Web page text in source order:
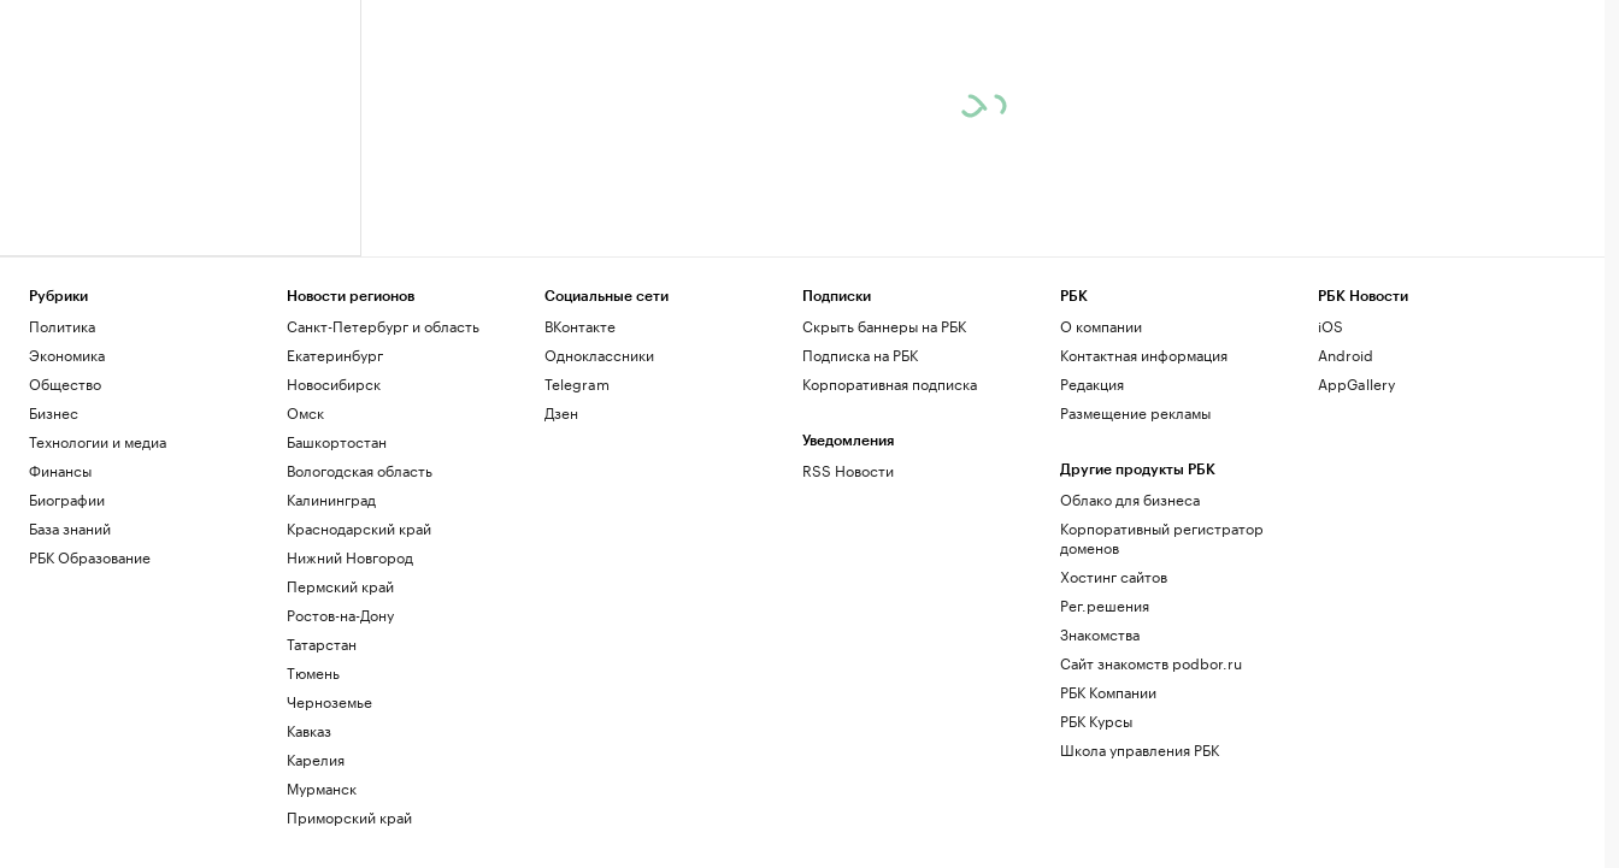
Рубрики
Политика
Экономика
Общество
Бизнес
Технологии и медиа
Финансы
Биографии
База знаний
РБК Образование
Новости регионов
Санкт-Петербург и область
Екатеринбург
Новосибирск
Омск
Башкортостан
Вологодская область
Калининград
Краснодарский край
Нижний Новгород
Пермский край
Ростов-на-Дону
Татарстан
Тюмень
Черноземье
Кавказ
Карелия
Мурманск
Приморский край
Социальные сети
ВКонтакте
Одноклассники
Telegram
Дзен
Подписки
Скрыть баннеры на РБК
Подписка на РБК
Корпоративная подписка
Уведомления
RSS Новости
РБК
О компании
Контактная информация
Редакция
Размещение рекламы
Другие продукты РБК
Облако для бизнеса
Корпоративный регистратор
доменов
Хостинг сайтов
Рег.решения
Знакомства
Сайт знакомств podbor.ru
РБК Компании
РБК Курсы
Школа управления РБК
РБК Новости
iOS
Android
AppGallery